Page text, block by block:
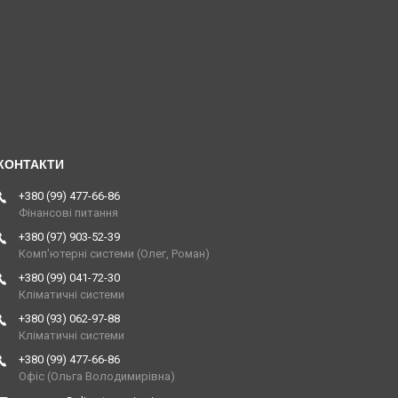
+380 (99) 477-66-86
Фінансові питання
+380 (97) 903-52-39
Комп'ютерні системи (Олег, Роман)
+380 (99) 041-72-30
Кліматичні системи
+380 (93) 062-97-88
Кліматичні системи
+380 (99) 477-66-86
Офіс (Ольга Володимирівна)